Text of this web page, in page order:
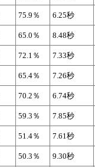
75.9％ 6.25秒
65.0％ 8.48秒
72.1％ 7.33秒
65.4％ 7.26秒
70.2％ 6.74秒
59.3％ 7.85秒
51.4％ 7.61秒
50.3％ 9.30秒